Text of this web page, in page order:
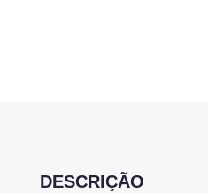
DESCRIÇÃO